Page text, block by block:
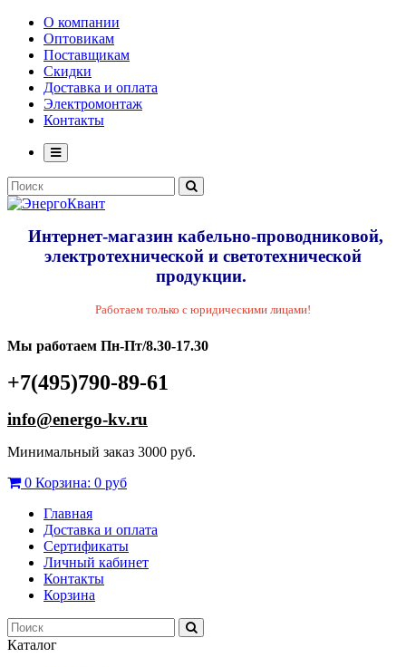
О компании
Оптовикам
Поставщикам
Скидки
Доставка и оплата
Электромонтаж
Контакты
Интернет-магазин кабельно-проводниковой,
электротехнической и светотехнической
продукции.
Работаем только с юридическими лицами!
Мы работаем Пн-Пт/8.30-17.30
+7(495)790-89-61
info@energo-kv.ru
Минимальный заказ 3000 руб.
0 Корзина: 0 руб
Главная
Доставка и оплата
Сертификаты
Личный кабинет
Контакты
Корзина
Каталог